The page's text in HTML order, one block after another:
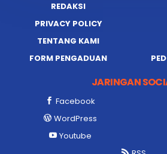
REDAKSI
PRIVACY POLICY
TENTANG KAMI
FORM PENGADUAN
JARINGAN
Facebook
WordPress
Youtube